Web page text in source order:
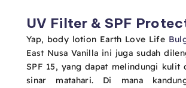
UV Filter & SPF
Yap, body lotion Earth Love Life
East Nusa Vanilla ini juga sudah
SPF 15, yang dapat melindungi kulit
sinar matahari. Di mana